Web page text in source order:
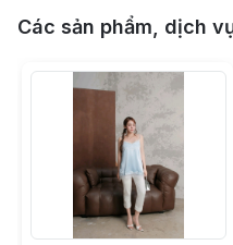
• Tư vấn mang tính chất
phẩm, khách hàng có thể
chọn size phù hợp
• Màu sắc, độ dày mỏng
lệch, theo đúng thông số từ
• Tất cả các sản phẩm
Team sản xuất, màu sắc
với thực tế. Tuy nhiên, có
vào ánh sáng, góc chụp, độ
Các sản phẩm, dịch